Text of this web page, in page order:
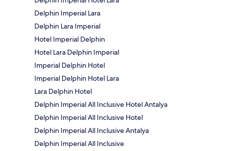
Delphin Imperial Lara
Delphin Lara Imperial
Hotel Imperial Delphin
Hotel Lara Delphin Imperial
Imperial Delphin Hotel
Imperial Delphin Hotel Lara
Lara Delphin Hotel
Delphin Imperial All Inclusive Hotel Antalya
Delphin Imperial All Inclusive Hotel
Delphin Imperial All Inclusive Antalya
Delphin Imperial All Inclusive